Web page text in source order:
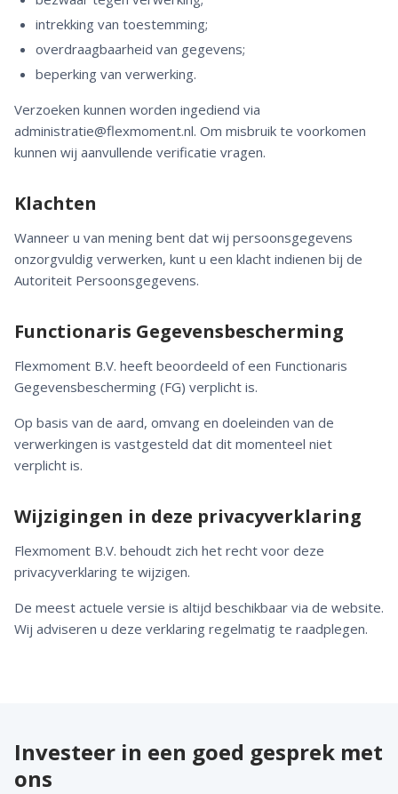
intrekking van toestemming;
overdraagbaarheid van gegevens;
beperking van verwerking.
Verzoeken kunnen worden ingediend via
administratie@flexmoment.nl. Om misbruik te voorkomen
kunnen wij aanvullende verificatie vragen.
Klachten
Wanneer u van mening bent dat wij persoonsgegevens
onzorgvuldig verwerken, kunt u een klacht indienen bij de
Autoriteit Persoonsgegevens.
Functionaris Gegevensbescherming
Flexmoment B.V. heeft beoordeeld of een Functionaris
Gegevensbescherming (FG) verplicht is.
Op basis van de aard, omvang en doeleinden van de
verwerkingen is vastgesteld dat dit momenteel niet
verplicht is.
Wijzigingen in deze privacyverklaring
Flexmoment B.V. behoudt zich het recht voor deze
privacyverklaring te wijzigen.
De meest actuele versie is altijd beschikbaar via de website.
Wij adviseren u deze verklaring regelmatig te raadplegen.
Investeer in een goed gesprek met
ons